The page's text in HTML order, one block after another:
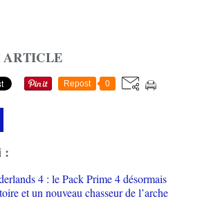
ARTICLE
Repost 0
: